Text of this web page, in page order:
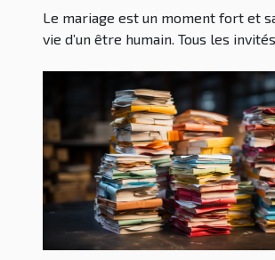
Le mariage est un moment fort et
vie d’un être humain. Tous les